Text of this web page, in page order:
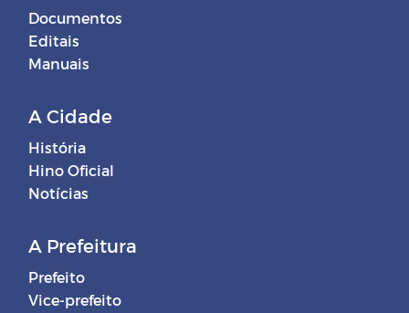
Documentos
Editais
Manuais
A Cidade
História
Hino Oficial
Notícias
A Prefeitura
Prefeito
Vice-prefeito